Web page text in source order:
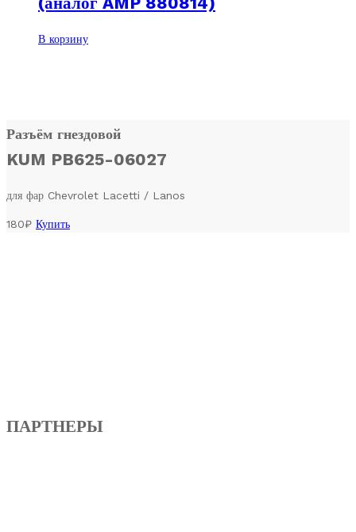
В корзину
Разъём гнездовой
KUM PB625-06027
для фар Chevrolet Lacetti / Lanos
180₽ Купить
ПАРТНЕРЫ